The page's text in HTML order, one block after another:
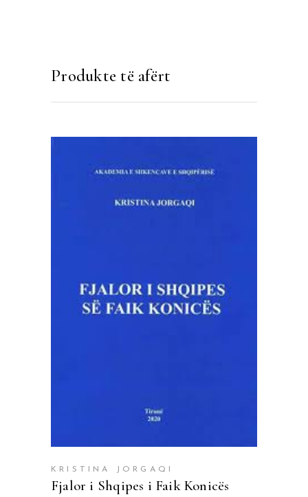
Produkte të afërt
SHTOJE NË SHPORTË
KRISTINA JORGAQI
Fjalor i Shqipes i Faik Konicës